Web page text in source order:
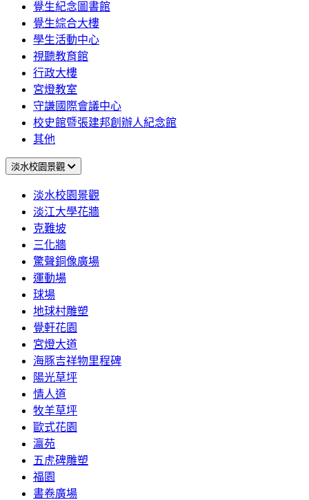
覺生紀念圖書館
覺生綜合大樓
學生活動中心
視聽教育館
行政大樓
宮燈教室
守謙國際會議中心
校史館暨張建邦創辦人紀念館
其他
淡水校園景觀
淡水校園景觀
淡江大學花牆
克難坡
三化牆
驚聲銅像廣場
運動場
球場
地球村雕塑
覺軒花園
宮燈大道
海豚吉祥物里程碑
陽光草坪
情人道
牧羊草坪
歐式花園
瀛苑
五虎碑雕塑
福園
書卷廣場